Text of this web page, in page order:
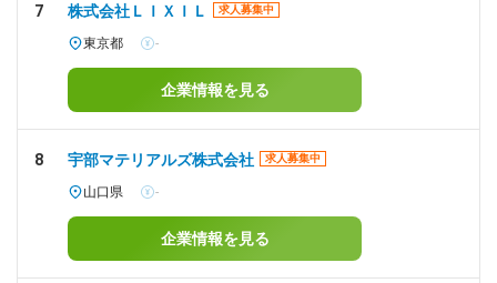
7 株式会社ＬＩＸＩＬ 求人募集中
東京都 -
企業情報を見る
8 宇部マテリアルズ株式会社 求人募集中
山口県 -
企業情報を見る